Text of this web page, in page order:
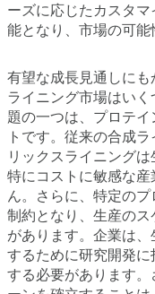
ーズに応じたカスタ
能となり、市場の可能
有望な成長見通しに
ライニング市場はい
題の一つは、プロテ
トです。従来の合成
リックスライニング
特にコストに敏感な
ん。さらに、特定の
制約となり、生産の
があります。企業は
するために研究開発
する必要があります